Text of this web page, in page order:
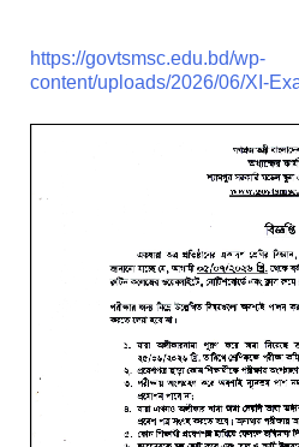
https://govtsmsc.edu.bd/wp-
content/uploads/2026/06/XI-